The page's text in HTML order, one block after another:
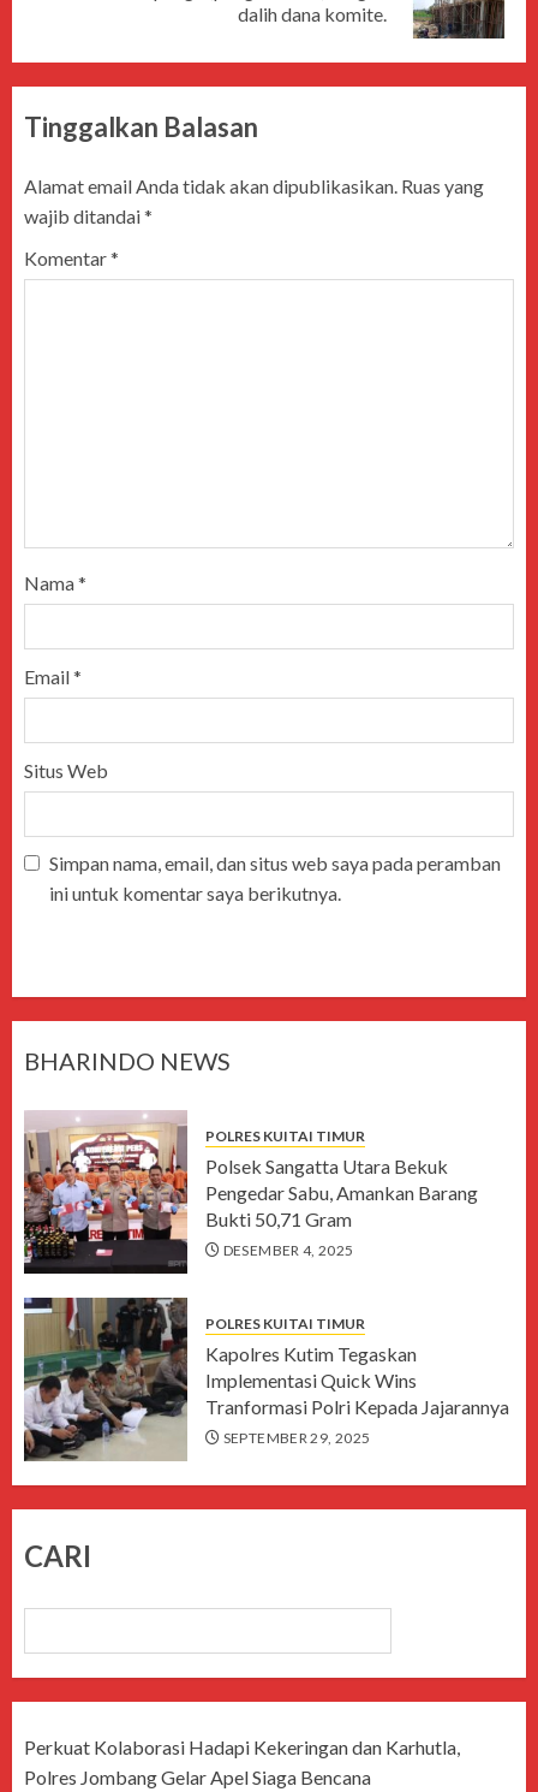
dalih dana komite.
Tinggalkan Balasan
Alamat email Anda tidak akan dipublikasikan. Ruas yang
wajib ditandai*
Komentar*
Nama*
Email*
Situs Web
Simpan nama, email, dan situs web saya pada peramban
ini untuk komentar saya berikutnya.
BHARINDO NEWS
POLRES KUITAI TIMUR
Polsek Sangatta Utara Bekuk
Pengedar Sabu, Amankan Barang
Bukti 50,71 Gram
DESEMBER 4, 2025
POLRES KUITAI TIMUR
Kapolres Kutim Tegaskan
Implementasi Quick Wins
Tranformasi Polri Kepada Jajarannya
SEPTEMBER 29, 2025
CARI
Perkuat Kolaborasi Hadapi Kekeringan dan Karhutla,
Polres Jombang Gelar Apel Siaga Bencana